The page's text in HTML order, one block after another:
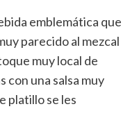
emblemática que
parecido al mezcal
muy local de
con una salsa muy
platillo se les